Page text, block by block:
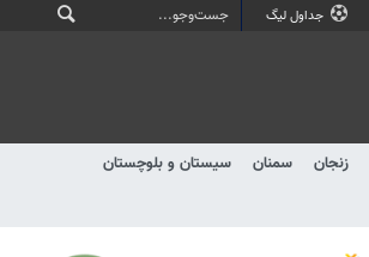
جداول لیگ
زنجان سمنان
سیستان و بلوچستان